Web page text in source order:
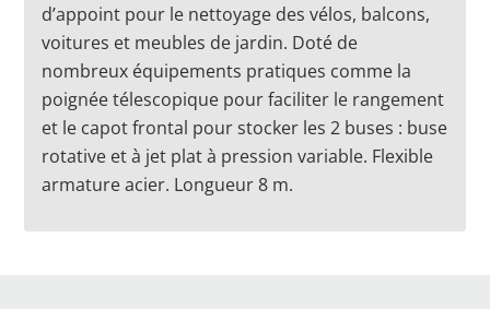
d’appoint pour le nettoyage des vélos, balcons,
voitures et meubles de jardin. Doté de
nombreux équipements pratiques comme la
poignée télescopique pour faciliter le rangement
et le capot frontal pour stocker les 2 buses : buse
rotative et à jet plat à pression variable. Flexible
armature acier. Longueur 8 m.